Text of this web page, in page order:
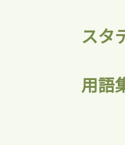
スタ
用語